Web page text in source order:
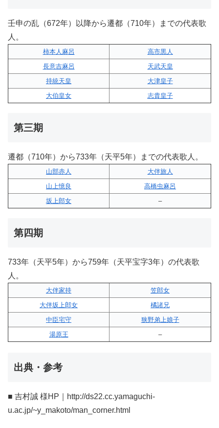
壬申の乱（672年）以降から遷都（710年）までの代表歌
人。
柿本人麻呂
高市黒人
長意吉麻呂
天武天皇
持統天皇
大津皇子
大伯皇女
志貴皇子
第三期
遷都（710年）から733年（天平5年）までの代表歌人。
山部赤人
大伴旅人
山上憶良
高橋虫麻呂
坂上郎女
–
第四期
733年（天平5年）から759年（天平宝字3年）の代表歌
人。
大伴家持
笠郎女
大伴坂上郎女
橘諸兄
中臣宅守
狭野弟上娘子
湯原王
–
出典・参考
■ 吉村誠 様HP｜http://ds22.cc.yamaguchi-
u.ac.jp/~y_makoto/man_corner.html